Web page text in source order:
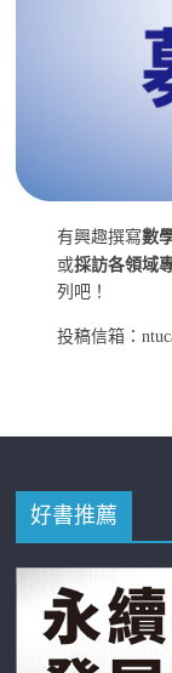
有興趣撰寫數
或採訪各領域
列吧！
投稿信箱：
好書推薦